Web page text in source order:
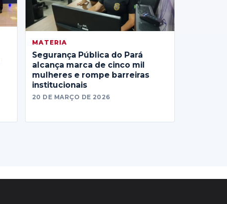
MATERIA
Segurança Pública do Pará
alcança marca de cinco mil
mulheres e rompe barreiras
institucionais
20 DE MARÇO DE 2026